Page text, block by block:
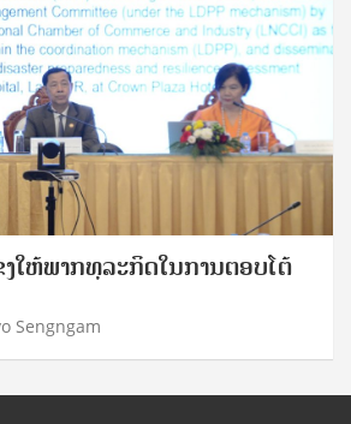
ງໃຫ້ພາກທຸລະກິດໃນການຕອບໂຕ້
Sengngam